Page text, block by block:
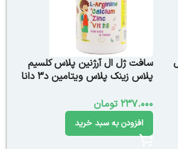
سافت ژل ال آرژنین پلاس کلسیم
پلاس زینک پلاس ویتامین د3 دانا
237.000تومان
افزودن به سبد خرید